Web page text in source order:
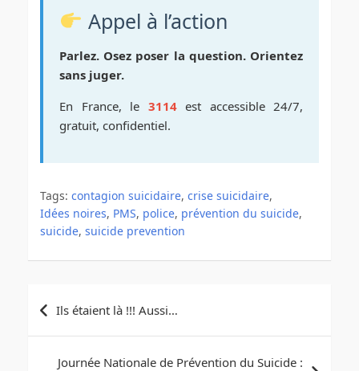
Appel à l’action
Parlez. Osez poser la question. Orientez
sans juger.
En France, le 3114est accessible 24/7,
gratuit, confidentiel.
Tags: contagion suicidaire, crise suicidaire,
Idées noires, PMS, police, prévention du suicide,
suicide, suicide prevention
de Ils étaient là !!! Aussi…
Journée Nationale de Prévention du Suicide :